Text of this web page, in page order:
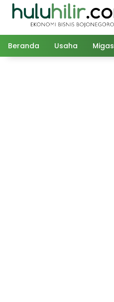
Langsung
Beranda Usaha Migas